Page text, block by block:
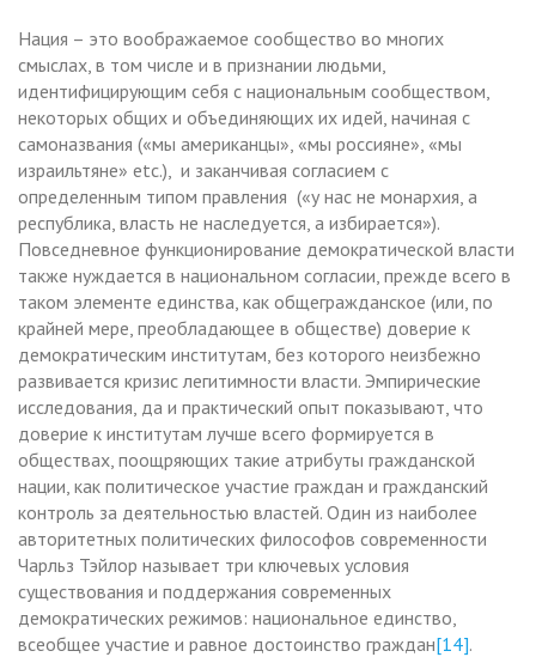
Нация – это воображаемое сообщество во многих
смыслах, в том числе и в признании людьми,
идентифицирующим себя с национальным сообществом,
некоторых общих и объединяющих их идей, начиная с
самоназвания («мы американцы», «мы россияне», «мы
израильтяне» etc.), и заканчивая согласием с
определенным типом правления («у нас не монархия, а
республика, власть не наследуется, а избирается»).
Повседневное функционирование демократической власти
также нуждается в национальном согласии, прежде всего в
таком элементе единства, как общегражданское (или, по
крайней мере, преобладающее в обществе) доверие к
демократическим институтам, без которого неизбежно
развивается кризис легитимности власти. Эмпирические
исследования, да и практический опыт показывают, что
доверие к институтам лучше всего формируется в
обществах, поощряющих такие атрибуты гражданской
нации, как политическое участие граждан и гражданский
контроль за деятельностью властей. Один из наиболее
авторитетных политических философов современности
Чарльз Тэйлор называет три ключевых условия
существования и поддержания современных
демократических режимов: национальное единство,
всеобщее участие и равное достоинство граждан[14].